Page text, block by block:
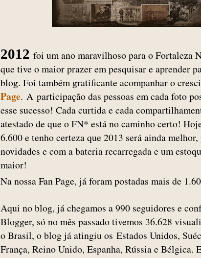
2012 foi um ano maravilhoso para o Fortaleza
que tive o maior prazer em pesquisar e aprender
blog. Foi também gratificante acompanhar o
Page. A participação das pessoas em cada foto
esse sucesso! Cada curtida e cada
atestado de que o FN* está no caminho certo!
6.600 e tenho certeza que 2013 será ainda
novidades e com a bateria recarregada e um
maior!
Na nossa Fan Page, já foram postadas mais de
Aqui no blog, já chegamos a 990 seguidores e
Blogger, só no mês passado tivemos 36.628
o Brasil, o blog já atingiu os Estados Unidos,
França, Reino Unido, Espanha, Rússia e Bélgica.